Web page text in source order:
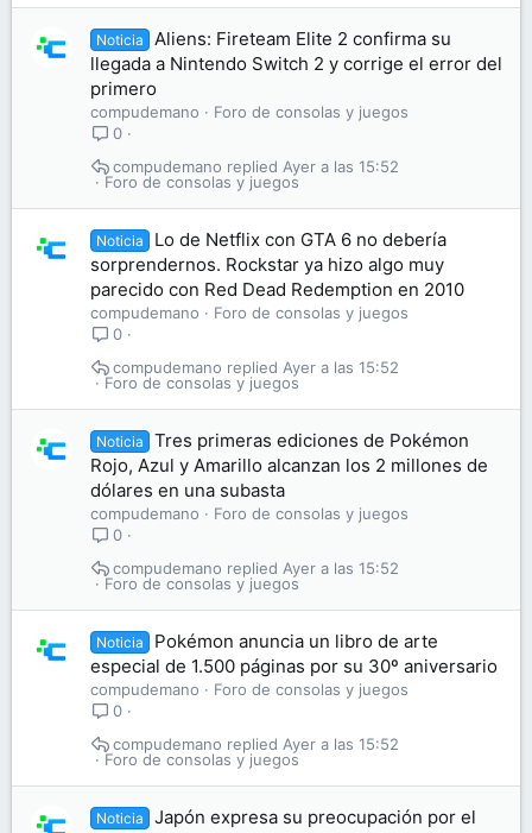
Noticia
Aliens: Fireteam Elite 2 confirma su
llegada a Nintendo Switch 2 y corrige el error del
primero
compudemano
Foro de consolas y juegos
0
Foro de consolas y juegos
Ayer a las 15:52
compudemano
Noticia
Lo de Netflix con GTA 6 no debería
sorprendernos. Rockstar ya hizo algo muy
parecido con Red Dead Redemption en 2010
compudemano
Foro de consolas y juegos
0
Foro de consolas y juegos
Ayer a las 15:52
compudemano
Noticia
Tres primeras ediciones de Pokémon
Rojo, Azul y Amarillo alcanzan los 2 millones de
dólares en una subasta
compudemano
Foro de consolas y juegos
0
Foro de consolas y juegos
Ayer a las 15:52
compudemano
Noticia
Pokémon anuncia un libro de arte
especial de 1.500 páginas por su 30º aniversario
compudemano
Foro de consolas y juegos
0
Foro de consolas y juegos
Ayer a las 15:52
compudemano
Noticia
Japón expresa su preocupación por el